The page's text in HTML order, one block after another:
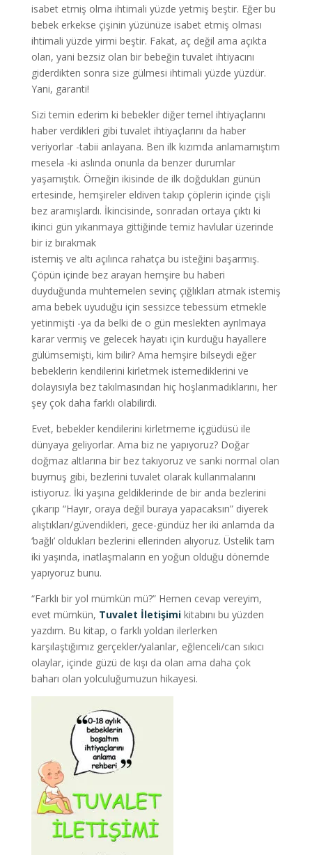
isabet etmiş olma ihtimali yüzde yetmiş beştir. Eğer bu
bebek erkekse çişinin yüzünüze isabet etmiş olması
ihtimali yüzde yirmi beştir. Fakat, aç değil ama açıkta
olan, yani bezsiz olan bir bebeğin tuvalet ihtiyacını
giderdikten sonra size gülmesi ihtimali yüzde yüzdür.
Yani, garanti!
Sizi temin ederim ki bebekler diğer temel ihtiyaçlarını
haber verdikleri gibi tuvalet ihtiyaçlarını da haber
veriyorlar -tabii anlayana. Ben ilk kızımda anlamamıştım
mesela -ki aslında onunla da benzer durumlar
yaşamıştık. Örneğin ikisinde de ilk doğdukları günün
ertesinde, hemşireler eldiven takıp çöplerin içinde çişli
bez aramışlardı. İkincisinde, sonradan ortaya çıktı ki
ikinci gün yıkanmaya gittiğinde temiz havlular üzerinde
bir iz bırakmak
istemiş ve altı açılınca rahatça bu isteğini başarmış.
Çöpün içinde bez arayan hemşire bu haberi
duyduğunda muhtemelen sevinç çığlıkları atmak istemiş
ama bebek uyuduğu için sessizce tebessüm etmekle
yetinmişti -ya da belki de o gün meslekten ayrılmaya
karar vermiş ve gelecek hayatı için kurduğu hayallere
gülümsemişti, kim bilir? Ama hemşire bilseydi eğer
bebeklerin kendilerini kirletmek istemediklerini ve
dolayısıyla bez takılmasından hiç hoşlanmadıklarını, her
şey çok daha farklı olabilirdi.
Evet, bebekler kendilerini kirletmeme içgüdüsü ile
dünyaya geliyorlar. Ama biz ne yapıyoruz? Doğar
doğmaz altlarına bir bez takıyoruz ve sanki normal olan
buymuş gibi, bezlerini tuvalet olarak kullanmalarını
istiyoruz. İki yaşına geldiklerinde de bir anda bezlerini
çıkarıp “Hayır, oraya değil buraya yapacaksın” diyerek
alıştıkları/güvendikleri, gece-gündüz her iki anlamda da
‘bağlı’ oldukları bezlerini ellerinden alıyoruz. Üstelik tam
iki yaşında, inatlaşmaların en yoğun olduğu dönemde
yapıyoruz bunu.
“Farklı bir yol mümkün mü?” Hemen cevap vereyim,
evet mümkün, Tuvalet İletişimi kitabını bu yüzden
yazdım. Bu kitap, o farklı yoldan ilerlerken
karşılaştığımız gerçekler/yalanlar, eğlenceli/can sıkıcı
olaylar, içinde güzü de kışı da olan ama daha çok
baharı olan yolculuğumuzun hikayesi.